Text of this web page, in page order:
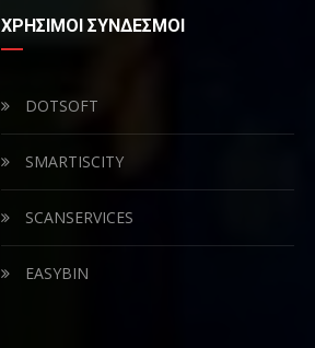
ΧΡΗΣΙΜΟΙ ΣΥΝΔΕΣΜΟΙ
DOTSOFT
SMARTISCITY
SCANSERVICES
EASYBIN